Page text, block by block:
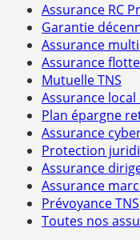
Assurance RC
Garantie
Assurance
Assurance
Mutuelle TNS
Assurance
Plan épargne
Assurance
Protection
Assurance
Assurance
Prévoyance TNS
Toutes nos